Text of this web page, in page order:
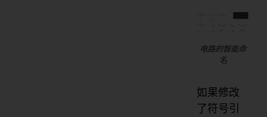
电路的智能命
名
如果修改
了符号引